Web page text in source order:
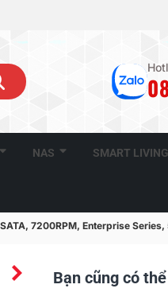
NAS SMART LIVING
7200RPM, Enterprise Series,
Bạn cũng có